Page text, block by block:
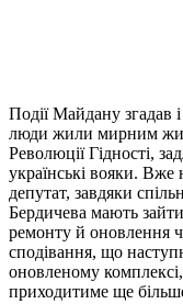
Події Майдану згадав
люди жили мирним
Революції Гідності,
українські вояки.
депутат, завдяки
Бердичева мають
ремонту й оновлення
сподівання, що
оновленому
приходитиме ще